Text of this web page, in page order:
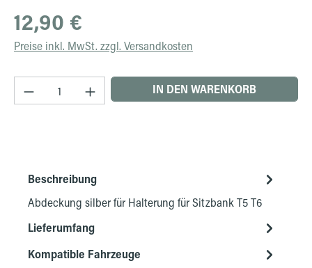
Regulärer Preis:
12,90 €
Preise inkl. MwSt. zzgl. Versandkosten
Produkt Anzahl: Gib den gewünschten Wert
IN DEN WARENKORB
Beschreibung
Abdeckung silber für Halterung für Sitzbank T5 T6
Lieferumfang
Kompatible Fahrzeuge